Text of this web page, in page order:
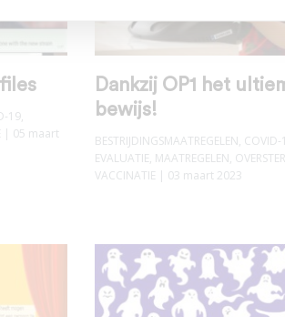
19,
| 05 maart
Dankzij OP1 het
bewijs!
BESTRIJDINGSMAATREGELEN, COVID-
EVALUATIE, MAATREGELEN,
VACCINATIE | 03 maart 2023